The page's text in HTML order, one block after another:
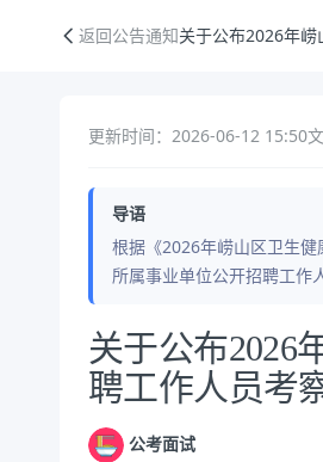
返回公告通知关于公布2026年
更新时间：2026-06-12 15:50
导语
根据《2026年崂山区卫生
所属事业单位公开招聘工作
公告正文
关于公布2026
聘工作人员考
公考面试